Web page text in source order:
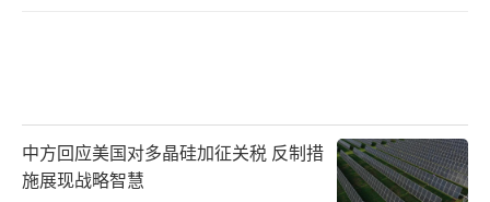
中方回应美国对多晶硅加征关税 反制措
施展现战略智慧